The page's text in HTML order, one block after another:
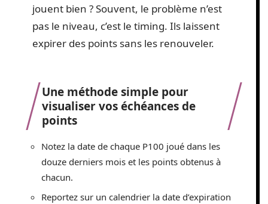
jouent bien ? Souvent, le problème n’est
pas le niveau, c’est le timing. Ils laissent
expirer des points sans les renouveler.
Une méthode simple pour
visualiser vos échéances de
points
Notez la date de chaque P100 joué dans les
douze derniers mois et les points obtenus à
chacun.
Reportez sur un calendrier la date d’expiration